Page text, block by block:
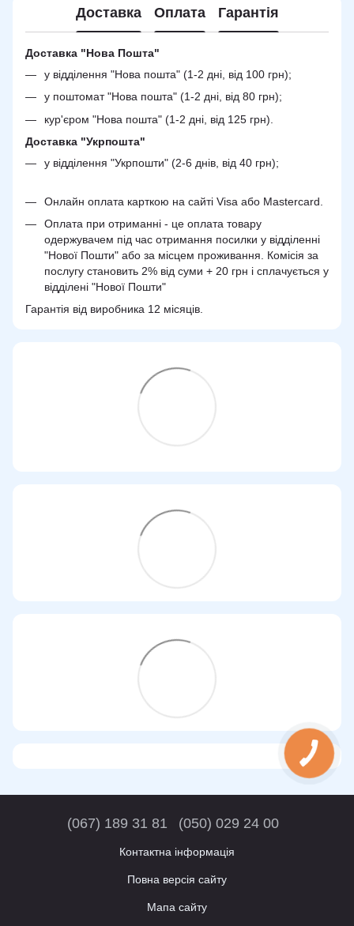
Доставка Оплата Гарантія
Доставка "Нова Пошта"
у відділення "Нова пошта" (1-2 дні, від 100 грн);
у поштомат "Нова пошта" (1-2 дні, від 80 грн);
кур'єром "Нова пошта" (1-2 дні, від 125 грн).
Доставка "Укрпошта"
у відділення "Укрпошти" (2-6 днів, від 40 грн);
Онлайн оплата карткою на сайті Visa або Mastercard.
Оплата при отриманні - це оплата товару
одержувачем під час отримання посилки у відділенні
"Нової Пошти" або за місцем проживання. Комісія за
послугу становить 2% від суми + 20 грн і сплачується у
відділені "Нової Пошти"
Гарантія від виробника 12 місяців.
(067) 189 31 81 (050) 029 24 00
Контактна інформація
Повна версія сайту
Мапа сайту